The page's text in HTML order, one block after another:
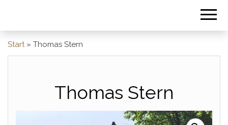
Start» Thomas Stern
Thomas Stern